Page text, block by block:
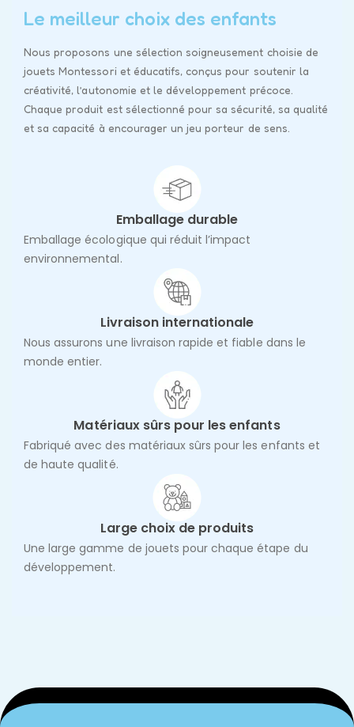
Le meilleur choix des enfants
Nous proposons une sélection soigneusement choisie de
jouets Montessori et éducatifs, conçus pour soutenir la
créativité, l’autonomie et le développement précoce.
Chaque produit est sélectionné pour sa sécurité, sa qualité
et sa capacité à encourager un jeu porteur de sens.
Emballage durable
Emballage écologique qui réduit l’impact
environnemental.
Livraison internationale
Nous assurons une livraison rapide et fiable dans le
monde entier.
Matériaux sûrs pour les enfants
Fabriqué avec des matériaux sûrs pour les enfants et
de haute qualité.
Large choix de produits
Une large gamme de jouets pour chaque étape du
développement.